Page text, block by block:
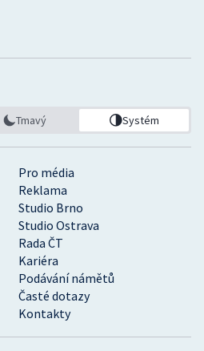
Pro média
Reklama
Studio Brno
Studio Ostrava
Rada ČT
Kariéra
Podávání námětů
Časté dotazy
Kontakty
Tmavý Systém